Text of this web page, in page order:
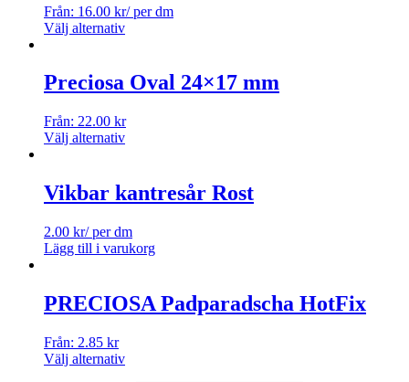
Från: 16.00 kr/ per dm
Välj alternativ
Preciosa Oval 24×17 mm
Från: 22.00 kr
Välj alternativ
Vikbar kantresår Rost
2.00 kr/ per dm
Lägg till i varukorg
PRECIOSA Padparadscha HotFix
Från: 2.85 kr
Välj alternativ